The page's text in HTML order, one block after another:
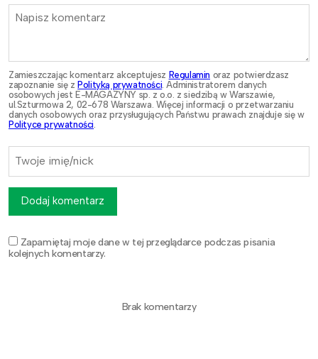
Zamieszczając komentarz akceptujesz Regulamin oraz potwierdzasz
zapoznanie się z Polityką prywatności. Administratorem danych
osobowych jest E-MAGAZYNY sp. z o.o. z siedzibą w Warszawie,
ul.Szturmowa 2, 02-678 Warszawa. Więcej informacji o przetwarzaniu
danych osobowych oraz przysługujących Państwu prawach znajduje się w
Polityce prywatności.
Zapamiętaj moje dane w tej przeglądarce podczas pisania
kolejnych komentarzy.
Dodaj komentarz
Brak komentarzy